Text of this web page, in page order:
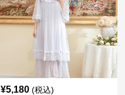
¥5,180 (税込)